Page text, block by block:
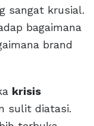
sangat krusial.
bagaimana
brand
krisis
sulit diatasi.